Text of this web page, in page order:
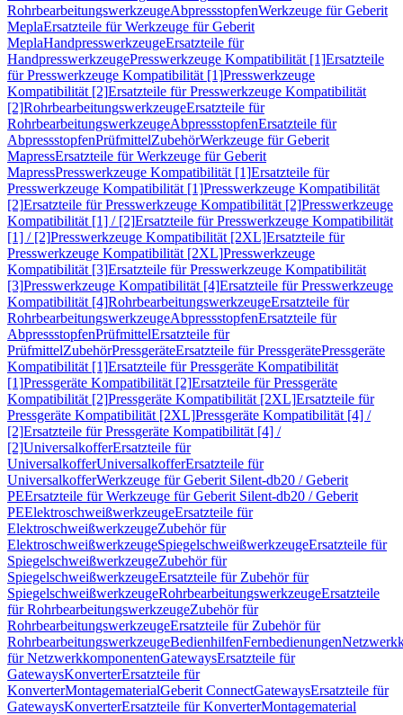
RohrbearbeitungswerkzeugeAbpressstopfenWerkzeuge für Geberit
MeplaErsatzteile für Werkzeuge für Geberit
MeplaHandpresswerkzeugeErsatzteile für
HandpresswerkzeugePresswerkzeuge Kompatibilität [1]Ersatzteile
für Presswerkzeuge Kompatibilität [1]Presswerkzeuge
Kompatibilität [2]Ersatzteile für Presswerkzeuge Kompatibilität
[2]RohrbearbeitungswerkzeugeErsatzteile für
RohrbearbeitungswerkzeugeAbpressstopfenErsatzteile für
AbpressstopfenPrüfmittelZubehörWerkzeuge für Geberit
MapressErsatzteile für Werkzeuge für Geberit
MapressPresswerkzeuge Kompatibilität [1]Ersatzteile für
Presswerkzeuge Kompatibilität [1]Presswerkzeuge Kompatibilität
[2]Ersatzteile für Presswerkzeuge Kompatibilität [2]Presswerkzeuge
Kompatibilität [1] / [2]Ersatzteile für Presswerkzeuge Kompatibilität
[1] / [2]Presswerkzeuge Kompatibilität [2XL]Ersatzteile für
Presswerkzeuge Kompatibilität [2XL]Presswerkzeuge
Kompatibilität [3]Ersatzteile für Presswerkzeuge Kompatibilität
[3]Presswerkzeuge Kompatibilität [4]Ersatzteile für Presswerkzeuge
Kompatibilität [4]RohrbearbeitungswerkzeugeErsatzteile für
RohrbearbeitungswerkzeugeAbpressstopfenErsatzteile für
AbpressstopfenPrüfmittelErsatzteile für
PrüfmittelZubehörPressgeräteErsatzteile für PressgerätePressgeräte
Kompatibilität [1]Ersatzteile für Pressgeräte Kompatibilität
[1]Pressgeräte Kompatibilität [2]Ersatzteile für Pressgeräte
Kompatibilität [2]Pressgeräte Kompatibilität [2XL]Ersatzteile für
Pressgeräte Kompatibilität [2XL]Pressgeräte Kompatibilität [4] /
[2]Ersatzteile für Pressgeräte Kompatibilität [4] /
[2]UniversalkofferErsatzteile für
UniversalkofferUniversalkofferErsatzteile für
UniversalkofferWerkzeuge für Geberit Silent-db20 / Geberit
PEErsatzteile für Werkzeuge für Geberit Silent-db20 / Geberit
PEElektroschweißwerkzeugeErsatzteile für
ElektroschweißwerkzeugeZubehör für
ElektroschweißwerkzeugeSpiegelschweißwerkzeugeErsatzteile für
SpiegelschweißwerkzeugeZubehör für
SpiegelschweißwerkzeugeErsatzteile für Zubehör für
SpiegelschweißwerkzeugeRohrbearbeitungswerkzeugeErsatzteile
für RohrbearbeitungswerkzeugeZubehör für
RohrbearbeitungswerkzeugeErsatzteile für Zubehör für
RohrbearbeitungswerkzeugeBedienhilfenFernbedienungen
für NetzwerkkomponentenGatewaysErsatzteile für
GatewaysKonverterErsatzteile für
KonverterMontagematerialGeberit ConnectGatewaysErsatzteile für
GatewaysKonverterErsatzteile für KonverterMontagematerial